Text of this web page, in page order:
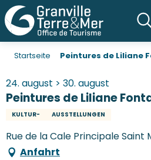
Startseite Peintures de Liliane
24. august > 30. august
Peintures de Liliane
KULTUR- AUSSTELLUNGEN
Rue de la Cale Principale Saint
Anfahrt